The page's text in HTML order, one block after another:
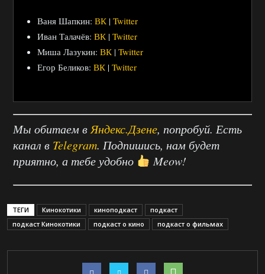
Ваня Шапкин: ВК | Twitter
Иван Талачёв: ВК | Twitter
Миша Лазукин: ВК | Twitter
Егор Беликов: ВК | Twitter
Мы обитаем в Яндекс.Дзене, попробуй. Есть
канал в Telegram. Подпишись, нам будет
приятно, а тебе удобно
Meow!
ТЕГИ Кинокотики киноподкаст
подкаст
подкаст Кинокотики
подкаст о кино подкаст о фильмах